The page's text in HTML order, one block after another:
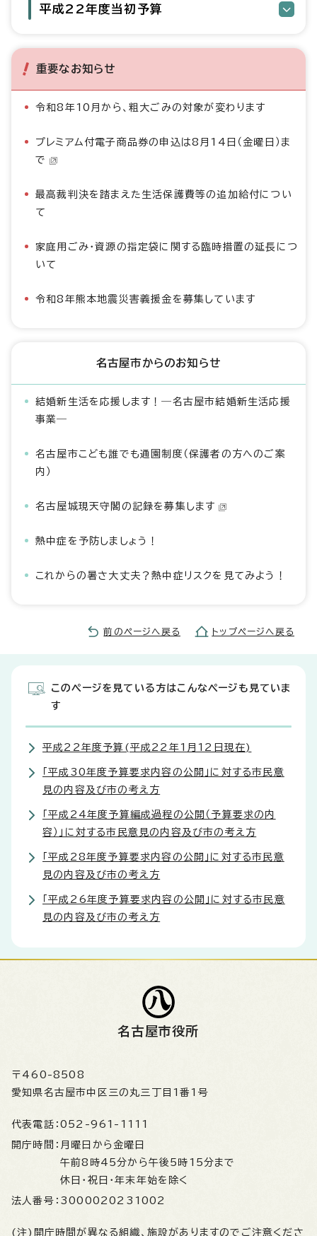
平成22年度当初予算
重要なお知らせ
令和8年10月から、粗大ごみの対象が変わります
プレミアム付電子商品券の申込は8月14日（金曜日）ま
で
最高裁判決を踏まえた生活保護費等の追加給付につい
て
家庭用ごみ・資源の指定袋に関する臨時措置の延長につ
いて
令和8年熊本地震災害義援金を募集しています
名古屋市からのお知らせ
結婚新生活を応援します！―名古屋市結婚新生活応援
事業―
名古屋市こども誰でも通園制度（保護者の方へのご案
内）
名古屋城現天守閣の記録を募集します
熱中症を予防しましょう！
これからの暑さ大丈夫？熱中症リスクを見てみよう！
前のページへ戻る トップページへ戻る
このページを見ている方はこんなページも見ていま
す
平成22年度予算(平成22年1月12日現在)
「平成30年度予算要求内容の公開」に対する市民意
見の内容及び市の考え方
「平成24年度予算編成過程の公開（予算要求の内
容）」に対する市民意見の内容及び市の考え方
「平成28年度予算要求内容の公開」に対する市民意
見の内容及び市の考え方
「平成26年度予算要求内容の公開」に対する市民意
見の内容及び市の考え方
名古屋市役所
〒460-8508
愛知県名古屋市中区三の丸三丁目1番1号
代表電話： 052-961-1111
開庁時間： 月曜日から金曜日
午前8時45分から午後5時15分まで
休日・祝日・年末年始を除く
法人番号： 3000020231002
(注)開庁時間が異なる組織、施設がありますのでご注意くださ